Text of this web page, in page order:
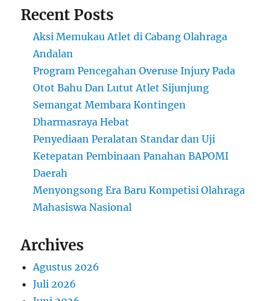
Recent Posts
Aksi Memukau Atlet di Cabang Olahraga
Andalan
Program Pencegahan Overuse Injury Pada
Otot Bahu Dan Lutut Atlet Sijunjung
Semangat Membara Kontingen
Dharmasraya Hebat
Penyediaan Peralatan Standar dan Uji
Ketepatan Pembinaan Panahan BAPOMI
Daerah
Menyongsong Era Baru Kompetisi Olahraga
Mahasiswa Nasional
Archives
Agustus 2026
Juli 2026